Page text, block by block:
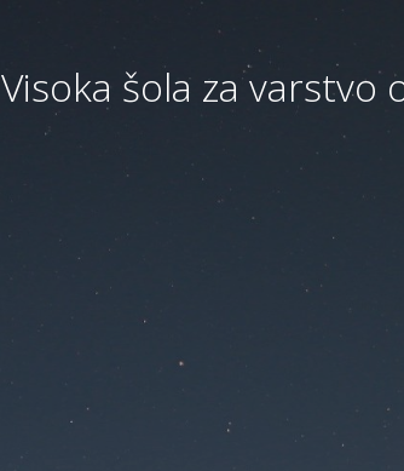
Visoka šola za varstvo